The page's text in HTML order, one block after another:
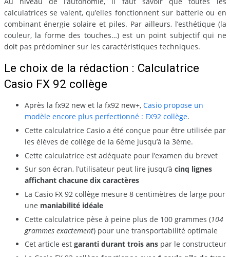
calculatrices se valent, qu’elles fonctionnent sur batterie ou en
combinant énergie solaire et piles. Par ailleurs, l’esthétique (la
couleur, la forme des touches…) est un point subjectif qui ne
doit pas prédominer sur les caractéristiques techniques.
Le choix de la rédaction : Calculatrice
Casio FX 92 collège
Après la fx92 new et la fx92 new+, Casio propose un
modèle encore plus perfectionné : FX92 collège.
Cette calculatrice Casio a été conçue pour être utilisée par
les élèves de collège de la 6ème jusqu’à la 3ème.
Cette calculatrice est adéquate pour l’examen du brevet
Sur son écran, l’utilisateur peut lire jusqu’à cinq lignes
affichant chacune dix caractères
La Casio FX 92 collège mesure 8 centimètres de large pour
une maniabilité idéale
Cette calculatrice pèse à peine plus de 100 grammes (104
grammes exactement) pour une transportabilité optimale
Cet article est garanti durant trois anspar le constructeur